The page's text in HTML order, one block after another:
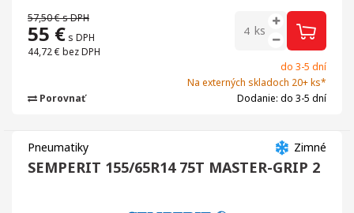
57,50 €s DPH
55 € s DPH
44,72 € bez DPH
ks
do 3-5 dní
Na externých skladoch 20+ ks*
Dodanie: do 3-5 dní
Porovnať
Zimné
Pneumatiky
SEMPERIT 155/65R14 75T MASTER-GRIP 2